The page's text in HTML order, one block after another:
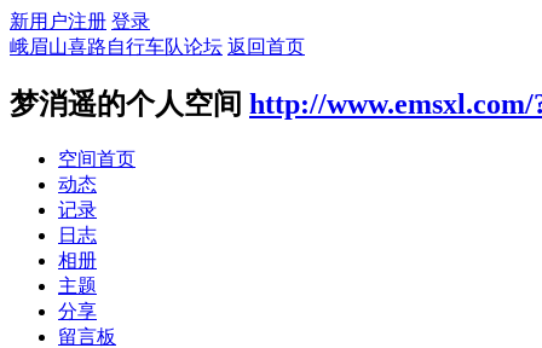
新用户注册 登录
峨眉山喜路自行车队论坛 返回首页
梦消遥的个人空间 http://www.emsxl.com/
空间首页
动态
记录
日志
相册
主题
分享
留言板